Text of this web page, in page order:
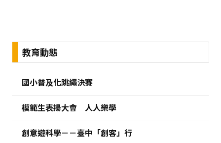
:::教育動態
國小普及化跳繩決賽
模範生表揚大會 人人樂學
創意遊科學－－臺中「創客」行